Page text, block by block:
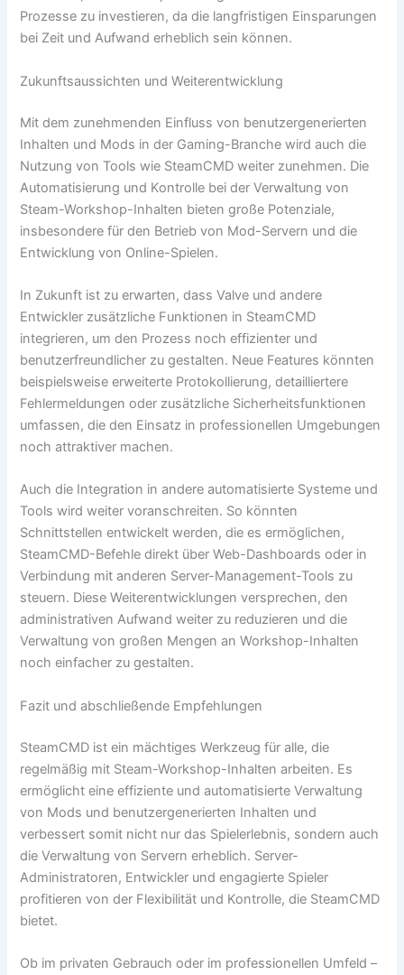
Prozesse zu investieren, da die langfristigen Einsparungen
bei Zeit und Aufwand erheblich sein können.
Zukunftsaussichten und Weiterentwicklung
Mit dem zunehmenden Einfluss von benutzergenerierten
Inhalten und Mods in der Gaming-Branche wird auch die
Nutzung von Tools wie SteamCMD weiter zunehmen. Die
Automatisierung und Kontrolle bei der Verwaltung von
Steam-Workshop-Inhalten bieten große Potenziale,
insbesondere für den Betrieb von Mod-Servern und die
Entwicklung von Online-Spielen.
In Zukunft ist zu erwarten, dass Valve und andere
Entwickler zusätzliche Funktionen in SteamCMD
integrieren, um den Prozess noch effizienter und
benutzerfreundlicher zu gestalten. Neue Features könnten
beispielsweise erweiterte Protokollierung, detailliertere
Fehlermeldungen oder zusätzliche Sicherheitsfunktionen
umfassen, die den Einsatz in professionellen Umgebungen
noch attraktiver machen.
Auch die Integration in andere automatisierte Systeme und
Tools wird weiter voranschreiten. So könnten
Schnittstellen entwickelt werden, die es ermöglichen,
SteamCMD-Befehle direkt über Web-Dashboards oder in
Verbindung mit anderen Server-Management-Tools zu
steuern. Diese Weiterentwicklungen versprechen, den
administrativen Aufwand weiter zu reduzieren und die
Verwaltung von großen Mengen an Workshop-Inhalten
noch einfacher zu gestalten.
Fazit und abschließende Empfehlungen
SteamCMD ist ein mächtiges Werkzeug für alle, die
regelmäßig mit Steam-Workshop-Inhalten arbeiten. Es
ermöglicht eine effiziente und automatisierte Verwaltung
von Mods und benutzergenerierten Inhalten und
verbessert somit nicht nur das Spielerlebnis, sondern auch
die Verwaltung von Servern erheblich. Server-
Administratoren, Entwickler und engagierte Spieler
profitieren von der Flexibilität und Kontrolle, die SteamCMD
bietet.
Ob im privaten Gebrauch oder im professionellen Umfeld –